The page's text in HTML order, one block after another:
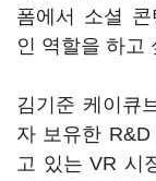
폼에서 소셜
인 역할을 하고
김기준 케이큐
자 보유한
고 있는 VR 시